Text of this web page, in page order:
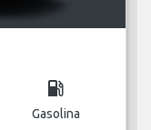
local_gas_station
Gasolina